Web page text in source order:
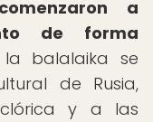
a
de forma
balalaika se
de Rusia,
y a las